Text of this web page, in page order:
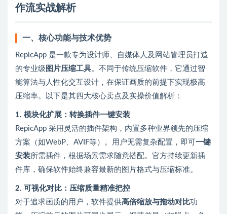
作流实战解析
一、核心功能与技术优势
RepicApp 是一款专为设计师、自媒体人及网站管理员打造
的专业级 图片压缩工具。不同于传统压缩软件，它通过智
能算法与人性化交互设计，在保证画质的前提下实现极高
压缩率。以下是其四大核心卖点及实操价值解析：
1. 模块化扩展：转换插件一键安装
RepicApp 采用灵活的插件架构，内置多种业界领先的压缩
方案（如WebP、AVIF等）。用户无需复杂配置，即可 一键
安装所需插件，根据场景需求随意搭配。官方持续更新插
件库，确保软件始终兼容最新的图片格式与压缩标准。
2. 可视化对比：压缩质量精准把控
对于追求画质的用户，软件提供高倍缩放与拖动对比功